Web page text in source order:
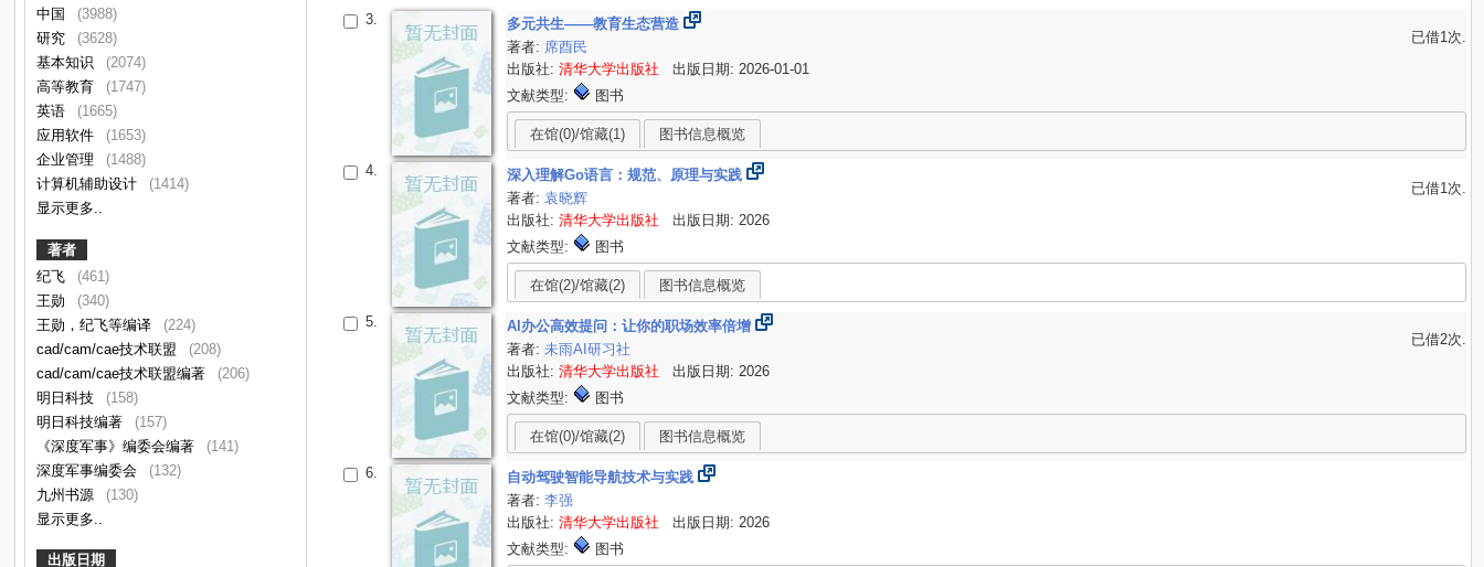
中国
(3988)
研究
(3628)
基本知识
(2074)
高等教育
(1747)
英语
(1665)
应用软件
(1653)
企业管理
(1488)
计算机辅助设计
(1414)
显示更多..
著者
纪飞
(461)
王勋
(340)
王勋，纪飞等编译
(224)
cad/cam/cae技术联盟
(208)
cad/cam/cae技术联盟编著
(206)
明日科技
(158)
明日科技编著
(157)
《深度军事》编委会编著
(141)
深度军事编委会
(132)
九州书源
(130)
显示更多..
出版日期
3.
多元共生——教育生态营造
已借1次.
著者: 席酉民
出版社:清华大学出版社 出版日期: 2026-01-01
文献类型:
图书
在馆(0)/馆藏(1) 图书信息概览
4.
深入理解Go语言：规范、原理与实践
已借1次.
著者: 袁晓辉
出版社:清华大学出版社 出版日期: 2026
文献类型:
图书
在馆(2)/馆藏(2) 图书信息概览
5.
AI办公高效提问：让你的职场效率倍增
已借2次.
著者: 未雨AI研习社
出版社:清华大学出版社 出版日期: 2026
文献类型:
图书
在馆(0)/馆藏(2) 图书信息概览
6.
自动驾驶智能导航技术与实践
著者:李强
出版社:清华大学出版社 出版日期: 2026
文献类型:
图书